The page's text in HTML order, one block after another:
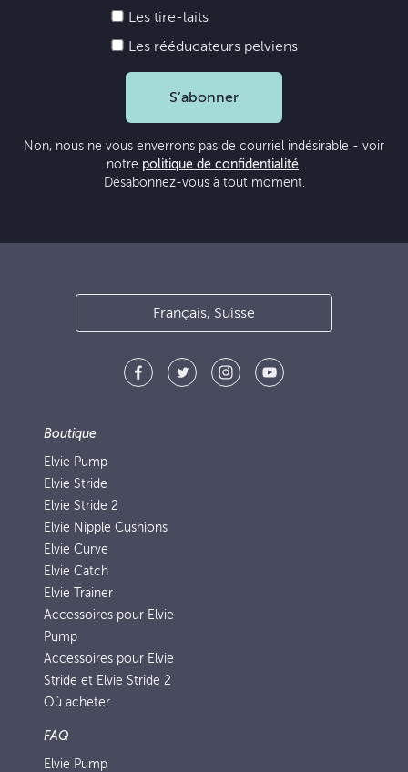
Les tire-laits
Les rééducateurs pelviens
S’abonner
Non, nous ne vous enverrons pas de courriel indésirable - voir
notre politique de confidentialité.
Désabonnez-vous à tout moment.
Français, Suisse
Boutique
Elvie Pump
Elvie Stride
Elvie Stride 2
Elvie Nipple Cushions
Elvie Curve
Elvie Catch
Elvie Trainer
Accessoires pour Elvie
Pump
Accessoires pour Elvie
Stride et Elvie Stride 2
Où acheter
FAQ
Elvie Pump